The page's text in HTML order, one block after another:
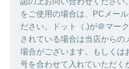
をご使用の場合は、PCメー
ださい。ドット（.)が＠マー
されている場合は当店からの
場合がございます。もしくは
号を合わせて入れていただく